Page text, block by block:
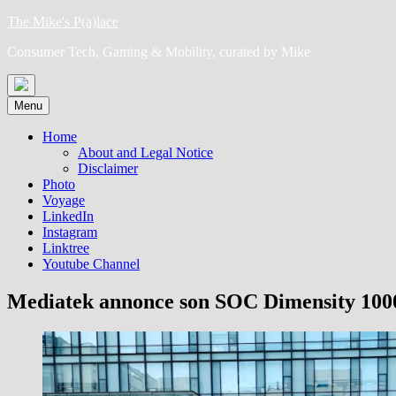
Skip
content
The Mike's P(a)lace
Consumer Tech, Gaming & Mobility, curated by Mike
Menu
Home
About and Legal Notice
Disclaimer
Photo
Voyage
LinkedIn
Instagram
Linktree
Youtube Channel
Mediatek annonce son SOC Dimensity